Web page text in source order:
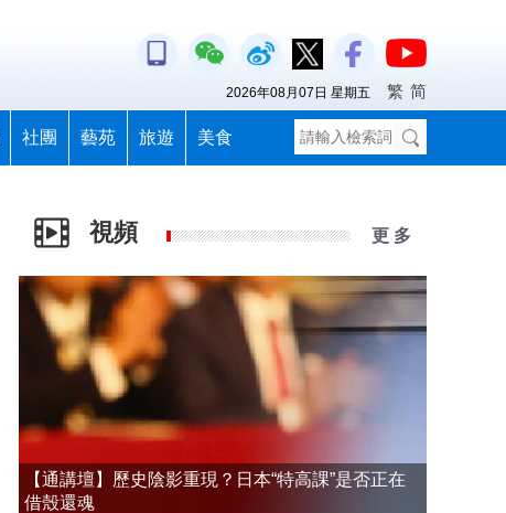
社團 藝苑 旅遊 美食
2026年08月07日 星期五 繁 简
視頻 更 多
【通講壇】歷史陰影重現？日本“特高課”是否正在
借殼還魂